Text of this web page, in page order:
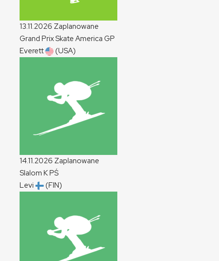
13.11.2026 Zaplanowane
Grand Prix Skate America GP
Everett
(USA)
14.11.2026 Zaplanowane
Slalom KPŚ
Levi
(FIN)